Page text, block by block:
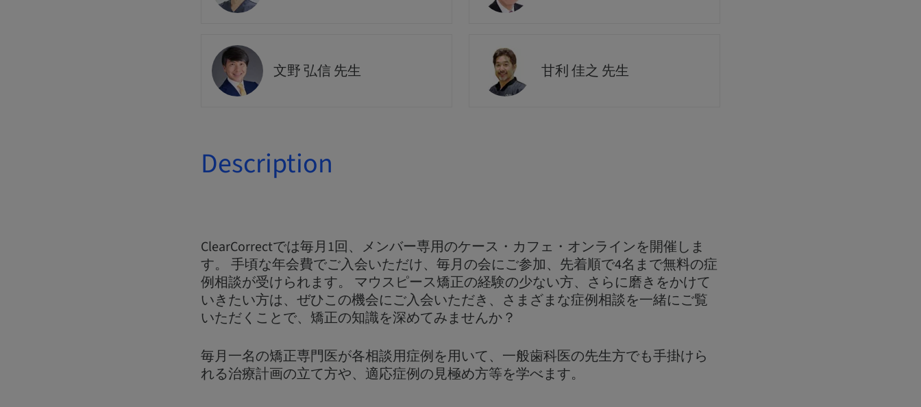
文野 弘信 先生 甘利 佳之 先生
Description
ClearCorrectでは毎月1回、メンバー専用のケース・カフェ・オンラインを開催しま
す。 手頃な年会費でご入会いただけ、毎月の会にご参加、先着順で4名まで無料の症
例相談が受けられます。 マウスピース矯正の経験の少ない方、さらに磨きをかけて
いきたい方は、ぜひこの機会にご入会いただき、さまざまな症例相談を一緒にご覧
いただくことで、矯正の知識を深めてみませんか？
毎月一名の矯正専門医が各相談用症例を用いて、一般歯科医の先生方でも手掛けら
れる治療計画の立て方や、適応症例の見極め方等を学べます。